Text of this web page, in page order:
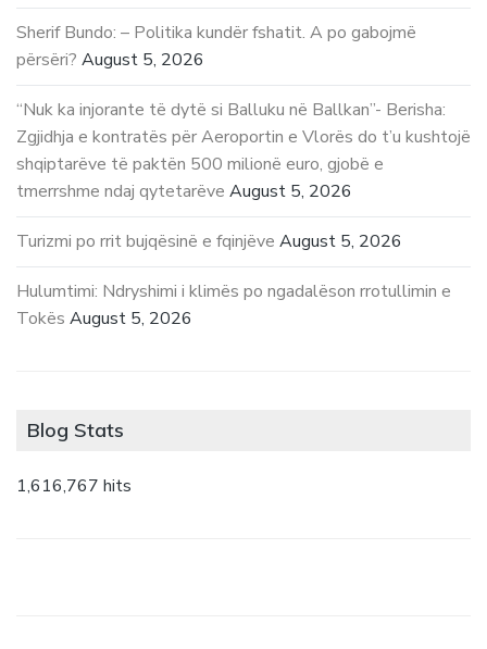
Sherif Bundo: – Politika kundër fshatit. A po gabojmë
përsëri? August 5, 2026
“Nuk ka injorante të dytë si Balluku në Ballkan”- Berisha:
Zgjidhja e kontratës për Aeroportin e Vlorës do t’u kushtojë
shqiptarëve të paktën 500 milionë euro, gjobë e
tmerrshme ndaj qytetarëve August 5, 2026
Turizmi po rrit bujqësinë e fqinjëve August 5, 2026
Hulumtimi: Ndryshimi i klimës po ngadalëson rrotullimin e
Tokës August 5, 2026
Blog Stats
1,616,767 hits